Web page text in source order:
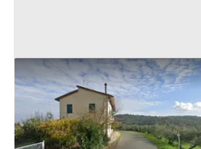
Asta Quota 1/30 di locale caldaia
Lastra a Signa (Firenze)
200 €
11/09/2026